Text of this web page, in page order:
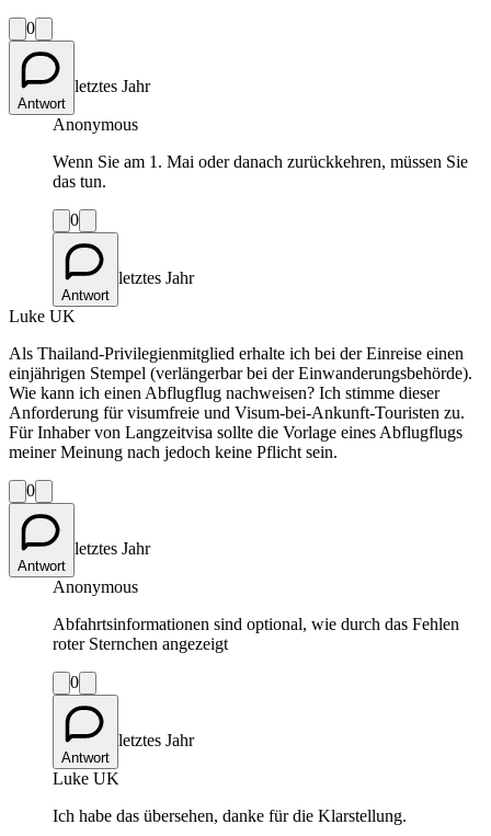
0
Antwort
letztes Jahr
Anonymous
Wenn Sie am 1. Mai oder danach zurückkehren, müssen Sie
das tun.
0
Antwort
letztes Jahr
Luke UK
Als Thailand-Privilegienmitglied erhalte ich bei der Einreise einen
einjährigen Stempel (verlängerbar bei der Einwanderungsbehörde).
Wie kann ich einen Abflugflug nachweisen? Ich stimme dieser
Anforderung für visumfreie und Visum-bei-Ankunft-Touristen zu.
Für Inhaber von Langzeitvisa sollte die Vorlage eines Abflugflugs
meiner Meinung nach jedoch keine Pflicht sein.
0
Antwort
letztes Jahr
Anonymous
Abfahrtsinformationen sind optional, wie durch das Fehlen
roter Sternchen angezeigt
0
Antwort
letztes Jahr
Luke UK
Ich habe das übersehen, danke für die Klarstellung.